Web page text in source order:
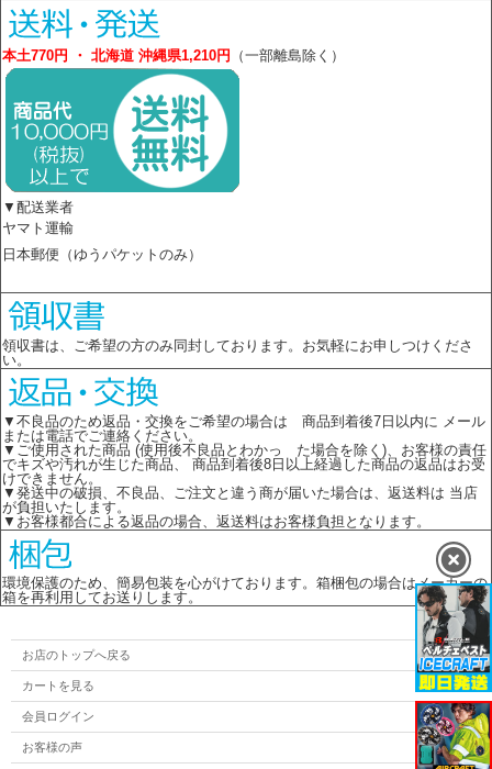
本土770円 ・ 北海道 沖縄県1,210円 （一部離島除く）
▼配送業者
ヤマト運輸
日本郵便（ゆうパケットのみ）
領収書は、ご希望の方のみ同封しております。お気軽にお申しつけくださ
い。
▼不良品のため返品・交換をご希望の場合は 商品到着後7日以内に メール
または電話でご連絡ください。
▼ご使用された商品 (使用後不良品とわかっ た場合を除く)、お客様の責任
でキズや汚れが生じた商品、 商品到着後8日以上経過した商品の返品はお受
けできません。
▼発送中の破損、不良品、ご注文と違う商が届いた場合は、返送料は 当店
が負担いたします。
▼お客様都合による返品の場合、返送料はお客様負担となります。
環境保護のため、簡易包装を心がけております。箱梱包の場合はメーカーの
箱を再利用してお送りします。
お店のトップへ戻る
カートを見る
会員ログイン
お客様の声